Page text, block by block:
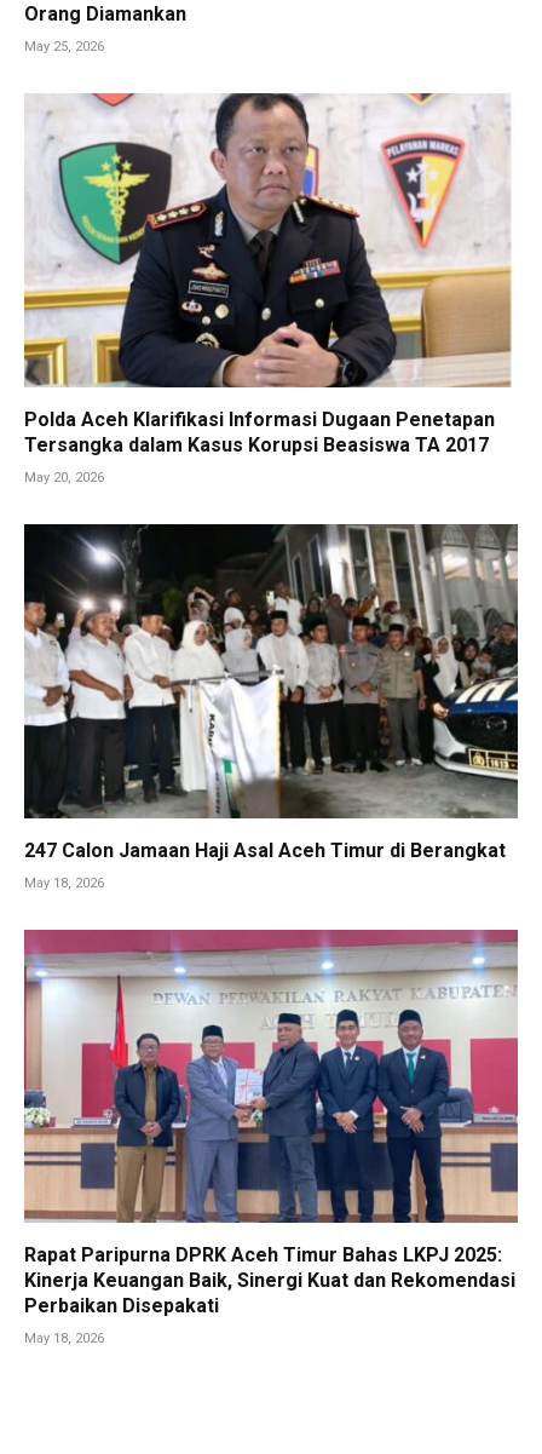
Orang Diamankan
May 25, 2026
Polda Aceh Klarifikasi Informasi Dugaan Penetapan
Tersangka dalam Kasus Korupsi Beasiswa TA 2017
May 20, 2026
247 Calon Jamaan Haji Asal Aceh Timur di Berangkat
May 18, 2026
Rapat Paripurna DPRK Aceh Timur Bahas LKPJ 2025:
Kinerja Keuangan Baik, Sinergi Kuat dan Rekomendasi
Perbaikan Disepakati
May 18, 2026